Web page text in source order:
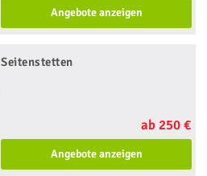
Angebote anzeigen
Seitenstetten
ab 250 €
Angebote anzeigen